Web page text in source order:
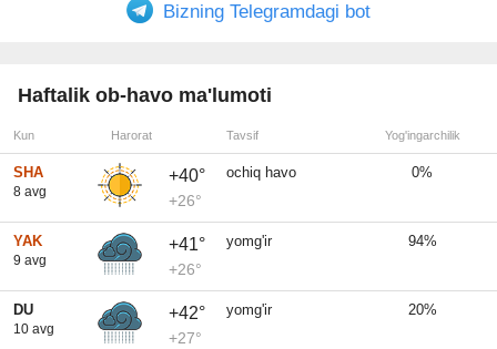
Bizning Telegramdagi bot
Haftalik ob-havo ma'lumoti
Kun Harorat Tavsif Yog'ingarchilik
SHA
8 avg
+40°
+26°
ochiq havo 0%
YAK
9 avg
+41°
+26°
yomg'ir 94%
DU
10 avg
+42°
+27°
yomg'ir 20%